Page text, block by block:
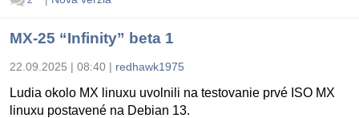
MX-25 “Infinity” beta 1
22.09.2025 | 08:40 | redhawk1975
Ludia okolo MX linuxu uvolnili na testovanie prvé ISO MX
linuxu postavené na Debian 13.